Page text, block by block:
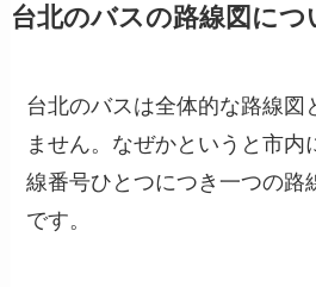
台北のバスの路線図につ
台北のバスは全体的な路線図
ません。なぜかというと市内
線番号ひとつにつき一つの路
です。